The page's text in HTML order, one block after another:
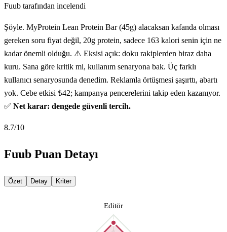
Fuub tarafından incelendi
Şöyle. MyProtein Lean Protein Bar (45g) alacaksan kafanda olması
gereken soru fiyat değil, 20g protein, sadece 163 kalori senin için ne
kadar önemli olduğu. ⚠️ Eksisi açık: doku rakiplerden biraz daha
kuru. Sana göre kritik mi, kullanım senaryona bak. Üç farklı
kullanıcı senaryosunda denedim. Reklamla örtüşmesi şaşırttı, abartı
yok. Cebe etkisi ₺42; kampanya pencerelerini takip eden kazanıyor.
✅ Net karar: dengede güvenli tercih.
8.7/10
Fuub Puan Detayı
Özet Detay Kriter
Editör